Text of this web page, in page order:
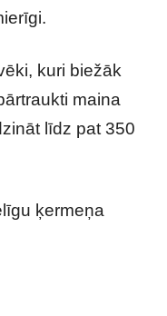
kuri biežāk
maina
līdz pat 350
ķermeņa